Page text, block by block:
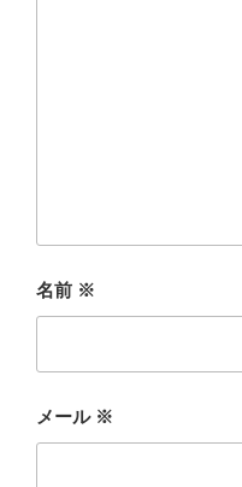
名前 ※
メール ※